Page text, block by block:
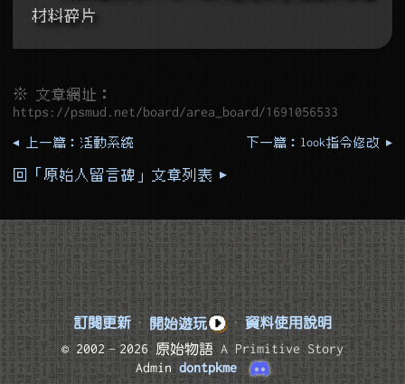
材料碎片
※ 文章網址：
https://psmud.net/board/area_board/1691056533
◂ 上一篇：活動系統 下一篇：look指令修改 ▸
回「原始人留言碑」文章列表 ▸
訂閱更新 · 開始遊玩 · 資料使用說明
© 2002–2026 原始物語 A Primitive Story
Admin dontpkme